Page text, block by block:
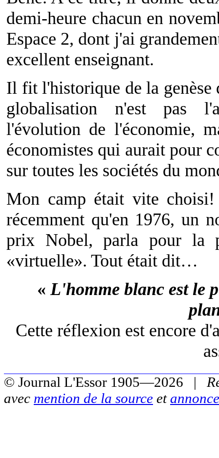
demi-heure chacun en
Espace 2, dont j'ai
excellent enseignant.
Il fit l'historique de la genèse
globalisation n'est pas
l'évolution de l'économie,
économistes qui aurait pour
sur toutes les sociétés du
Mon camp était vite
récemment qu'en 1976, un
prix Nobel, parla pour la
«virtuelle». Tout était dit…
«L'homme blanc est le
Cette réflexion est encore
© Journal L'Essor 1905—2026 |
avec mention de la source et